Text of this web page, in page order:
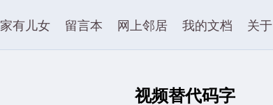
家有儿女 留言本 网上邻居 我的文档 关于
视频替代码字